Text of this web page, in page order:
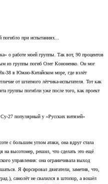
при испытаниях...
о работе моей группы. Так вот, 90 процентов
из группы погиб Олег Кононенко. Он мог
38 в Южно-Китайском море, где взлёт
от штатного лётчика-испытателя. Тот как
группы погибли уже после того, как проект
27 популярный у «Русских витязей»
с большим углом атаки, она вдруг стала
на высотомер, решил, что сделать это ещё
управления: она ограничивала выход
Я форсировал двигатели, заметив, что,
самолёт не свалился в штопор, а вошёл